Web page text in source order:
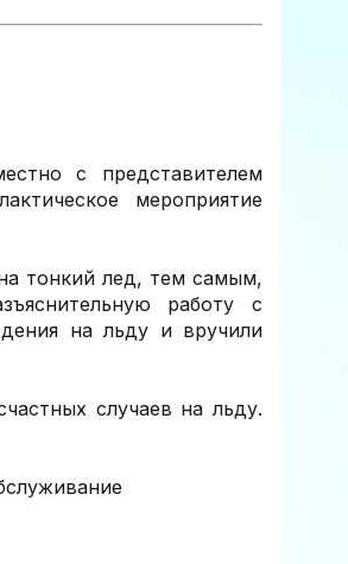
с представителем
мероприятие
тонкий лед, тем самым,
работу с
на льду и вручили
случаев на льду.